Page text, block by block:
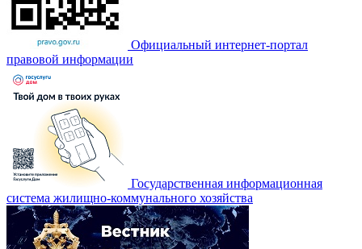
Официальный интернет-портал
правовой информации
Государственная информационная
система жилищно-коммунального хозяйства